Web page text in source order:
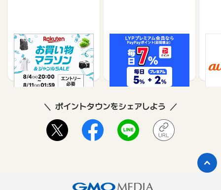
楽天市場
1%
Yahoo!ショッピング
1%
ポイントタウンをシェアしよう